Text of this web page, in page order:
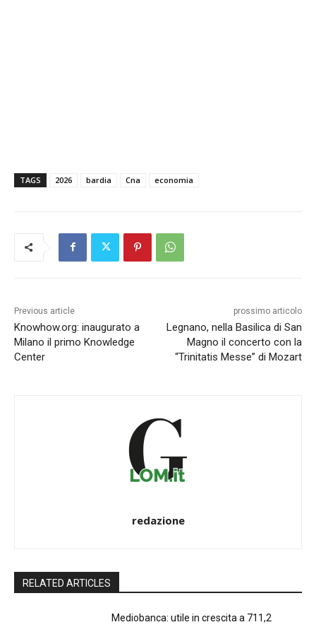
TAGS 2026 bardia Cna economia
Previous article
Knowhow.org: inaugurato a
Milano il primo Knowledge
Center
prossimo articolo
Legnano, nella Basilica di San
Magno il concerto con la
“Trinitatis Messe” di Mozart
redazione
RELATED ARTICLES
Mediobanca: utile in crescita a 711,2